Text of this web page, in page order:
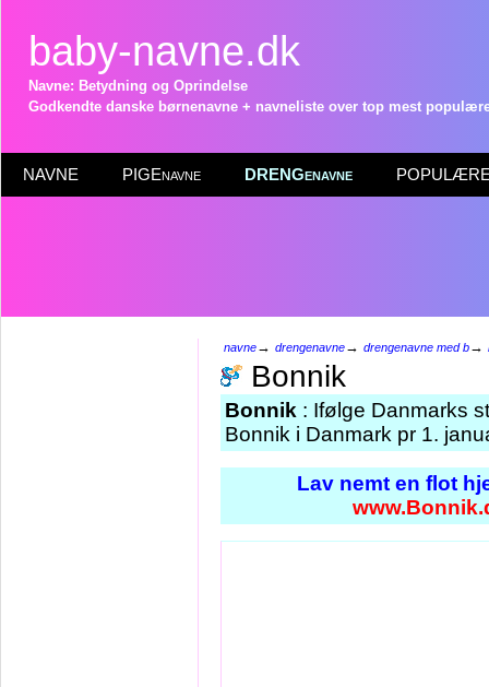
baby-navne.dk
Navne: Betydning og Oprindelse
Godkendte danske børnenavne + navneliste over top mest
NAVNE PIGEnavne DRENGenavne POPULÆRE
navne→ drengenavne→ drengenavne med b→
Bonnik
Bonnik : Ifølge Danmarks
Bonnik i Danmark pr 1.
Lav nemt en flot